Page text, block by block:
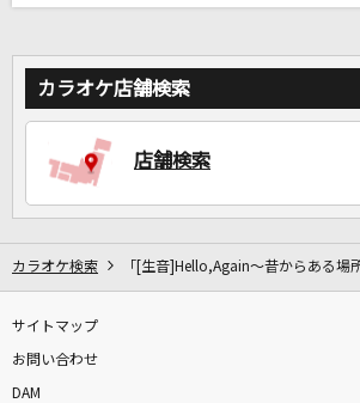
カラオケ店舗検索
店舗検索
カラオケ検索 「[生音]Hello,Again～昔からある場
サイトマップ
お問い合わせ
DAM